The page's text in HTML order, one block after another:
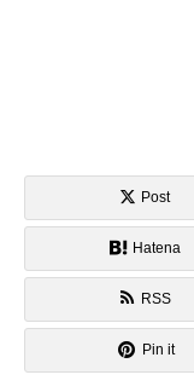
Post
Hatena
RSS
Pin it